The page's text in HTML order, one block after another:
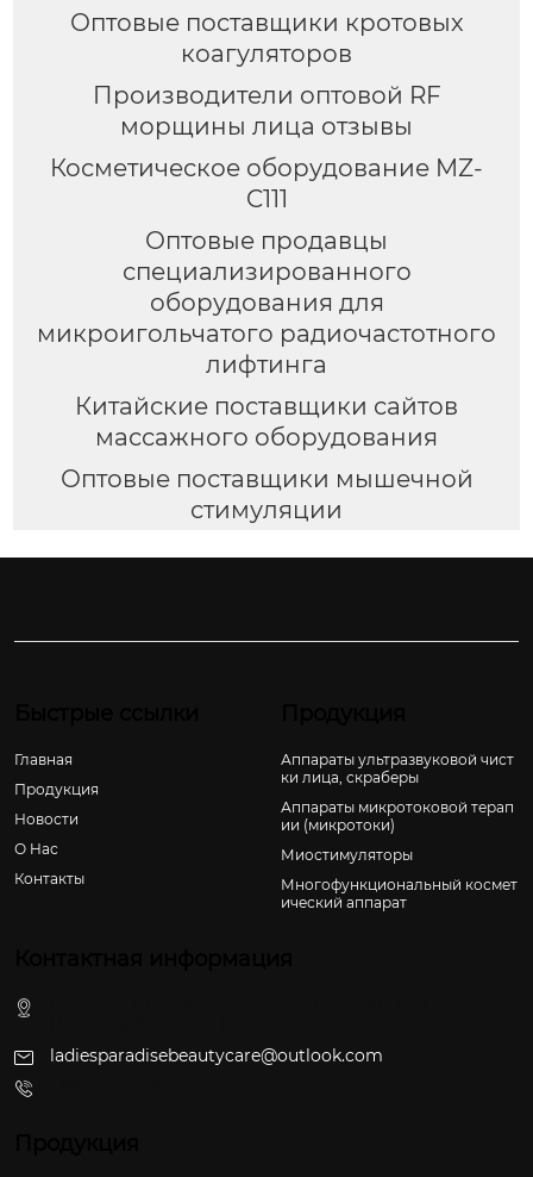
Оптовые поставщики кротовых
коагуляторов
Производители оптовой RF
морщины лица отзывы
Косметическое оборудование MZ-
C111
Оптовые продавцы
специализированного
оборудования для
микроигольчатого радиочастотного
лифтинга
Китайские поставщики сайтов
массажного оборудования
Оптовые поставщики мышечной
стимуляции
Главная
Продукция
Новости
О Hас
Контакты
Аппараты ультразвуковой чист
ки лица, скраберы
Аппараты микротоковой терап
ии (микротоки)
Миостимуляторы
Многофункциональный космет
ический аппарат
ladiesparadisebeautycare@outlook.com